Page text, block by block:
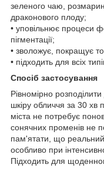
зеленого чаю,
драконового плоду;
• уповільнює процеси
пігментації;
• зволожує, покращує
• підходить для всіх
Спосіб застосування
Рівномірно
шкіру обличчя за 30
міста не потребує
сонячних променів не
пам'ятати, що
особливо при
Підходить для